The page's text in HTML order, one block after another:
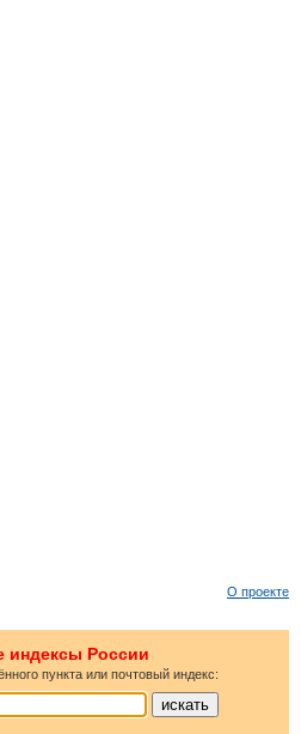
О проекте
индексы России
пункта или почтовый индекс: